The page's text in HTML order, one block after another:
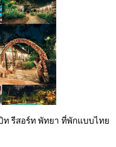
ท รีสอร์ท พัทยา ที่พักแบบไทย